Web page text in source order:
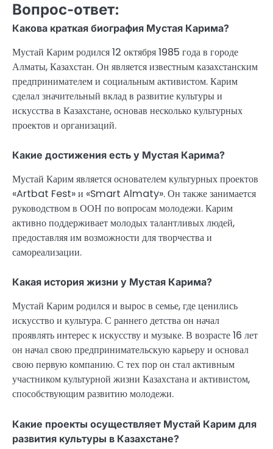
Вопрос-ответ:
Какова краткая биография Мустая Карима?
Мустай Карим родился 12 октября 1985 года в городе
Алматы, Казахстан. Он является известным казахстанским
предпринимателем и социальным активистом. Карим
сделал значительный вклад в развитие культуры и
искусства в Казахстане, основав несколько культурных
проектов и организаций.
Какие достижения есть у Мустая Карима?
Мустай Карим является основателем культурных проектов
«Artbat Fest» и «Smart Almaty». Он также занимается
руководством в ООН по вопросам молодежи. Карим
активно поддерживает молодых талантливых людей,
предоставляя им возможности для творчества и
самореализации.
Какая история жизни у Мустая Карима?
Мустай Карим родился и вырос в семье, где ценились
искусство и культура. С раннего детства он начал
проявлять интерес к искусству и музыке. В возрасте 16 лет
он начал свою предпринимательскую карьеру и основал
свою первую компанию. С тех пор он стал активным
участником культурной жизни Казахстана и активистом,
способствующим развитию молодежи.
Какие проекты осуществляет Мустай Карим для
развития культуры в Казахстане?